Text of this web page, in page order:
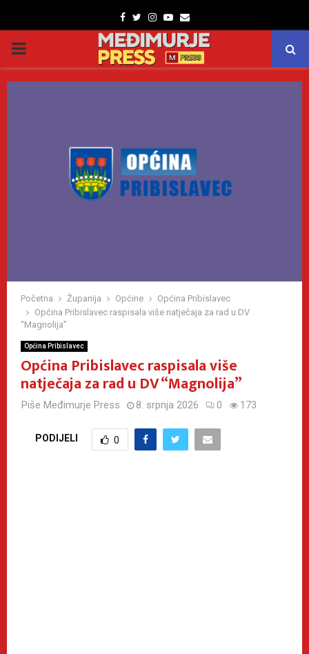
Facebook
TwitterInstagram
Youtube
Email
PRIMARY
MENU
Početna Županija Općine
Općina Pribislavec
Općina Pribislavec raspisala više natječaja za rad u DV
“Magnolija”
Općina Pribislavec
Općina Pribislavec raspisala više
natječaja za rad u DV “Magnolija”
Piše Međimurje Press 8. srpnja 2026 0 173
PODIJELI 0